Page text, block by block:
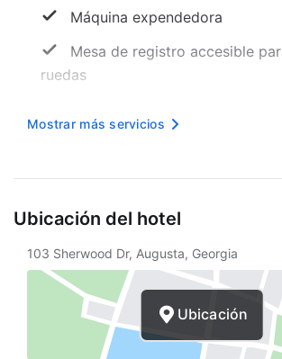
Máquina expendedora
Mesa de registro accesible
ruedas
Internet inalámbrico en
Baño público accesible para
Señalización en braille o en
Camino sin escaleras a la
Aparcamiento accesible para
Mostrar más servicios
Ubicación del hotel
103 Sherwood Dr, Augusta, Georgia
Ubicación